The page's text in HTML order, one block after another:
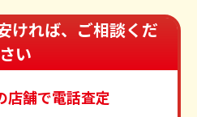
ければ、ご相談くだ
さい
店舗で電話査定